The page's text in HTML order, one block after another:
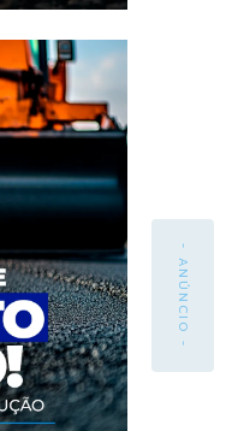
- ANÚNCIO -